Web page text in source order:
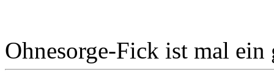
Ohnesorge-Fick ist mal